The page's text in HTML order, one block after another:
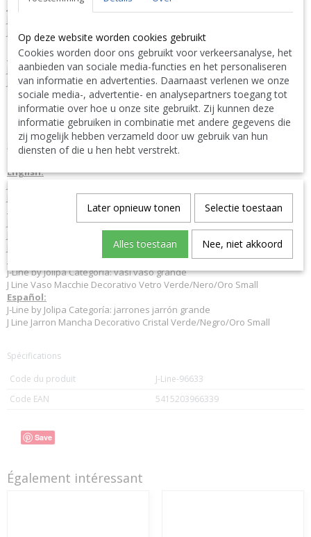
JLine J-Line Code à barres EAN
J-Line by Jolipa Catégorie: vases vase grand
Français :
J-Line by Jolipa Vase Tache Decoratif Verre Vert/Noir/Or Small
J-Line vases
Nous livrons aussi à l'étranger. N'hésitez pas à nous contacter
||We ship also abroad. Feel free to contact us|| Wir liefern
auch im Ausland. Bitte kontaktieren Sie uns. TEL: 0032 9 378 24
30 orContact Bcosy 1 CLICK HERE !
English:
J-Line by Jolipa Category: vases vase large
J Line Vase Speck Glass Green/Black/Gold Small
J-Line by Jolipa Kategorie: vasen vase groß
J Line Vase Punkt Glas Grün/Schwarz/Gold Small
J-Line by Jolipa Categoria: vasi vaso grande
J Line Vaso Macchie Decorativo Vetro Verde/Nero/Oro Small
Español:
J-Line by Jolipa Categoría: jarrones jarrón grande
J Line Jarron Mancha Decorativo Cristal Verde/Negro/Oro Small
Spécifications
Code du produit
J-Line-96633
Code EAN
5415203966339
Save
Également intéressant
Op deze website worden cookies gebruikt
Cookies worden door ons gebruikt voor verkeersanalyse, het
aanbieden van sociale media-functies en het personaliseren
van informatie en advertenties. Daarnaast verlenen we onze
sociale media-, advertentie- en analysepartners toegang tot
informatie over hoe u onze site gebruikt. Zij kunnen deze
informatie gebruiken in combinatie met andere gegevens die
zij mogelijk hebben verzameld door uw gebruik van hun
diensten of die u hen hebt verstrekt.
Later opnieuw tonen Selectie toestaan
Alles toestaan Nee, niet akkoord